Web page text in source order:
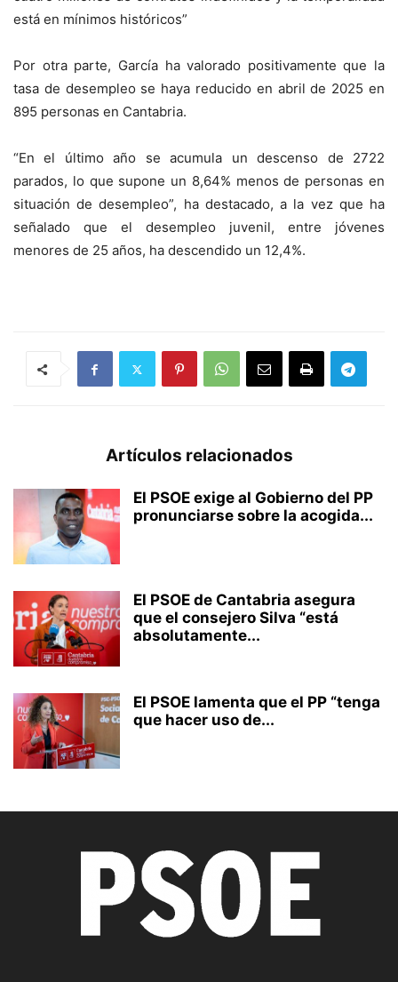
está en mínimos históricos”
Por otra parte, García ha valorado positivamente que la
tasa de desempleo se haya reducido en abril de 2025 en
895 personas en Cantabria.
“En el último año se acumula un descenso de 2722
parados, lo que supone un 8,64% menos de personas en
situación de desempleo”, ha destacado, a la vez que ha
señalado que el desempleo juvenil, entre jóvenes
menores de 25 años, ha descendido un 12,4%.
Artículos relacionados
El PSOE exige al Gobierno del PP
pronunciarse sobre la acogida...
El PSOE de Cantabria asegura
que el consejero Silva “está
absolutamente...
El PSOE lamenta que el PP “tenga
que hacer uso de...